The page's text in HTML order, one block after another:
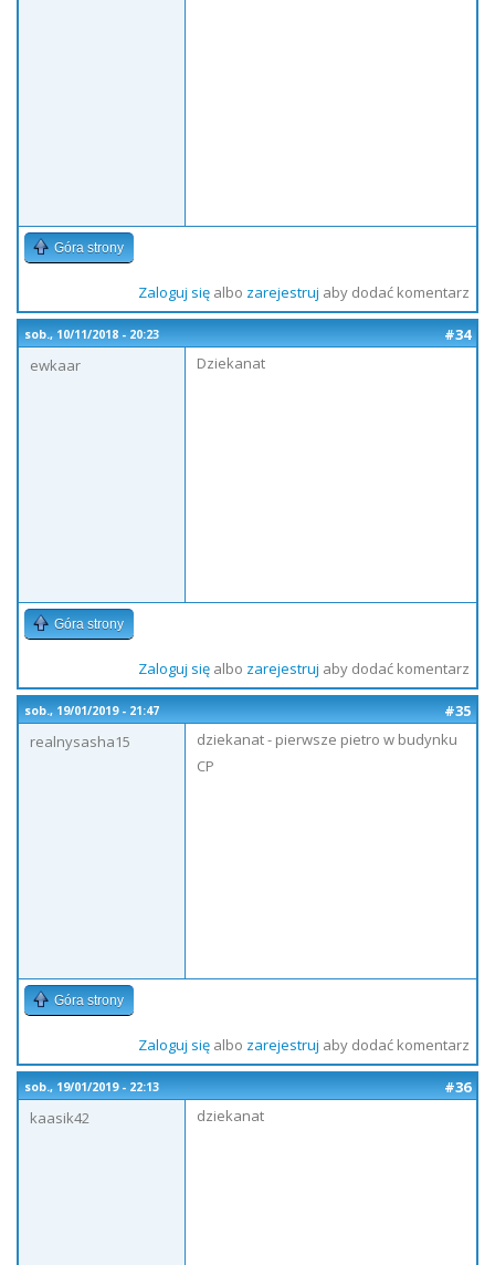
Góra strony
Zaloguj sięalbo zarejestruj aby dodać komentarz
sob., 10/11/2018 - 20:23
#34
ewkaar
Dziekanat
Góra strony
Zaloguj sięalbo zarejestruj aby dodać komentarz
sob., 19/01/2019 - 21:47
#35
realnysasha15
dziekanat - pierwsze pietro w budynku
CP
Góra strony
Zaloguj sięalbo zarejestruj aby dodać komentarz
sob., 19/01/2019 - 22:13
#36
kaasik42
dziekanat